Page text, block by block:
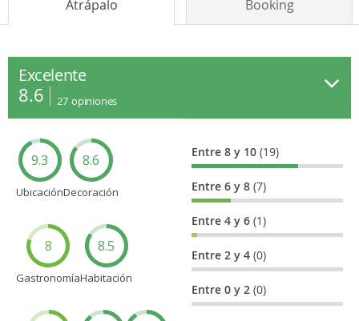
Atrápalo Booking
Excelente
8.6 27 opiniones
9.3
Ubicación
8.6
Decoración
8
Gastronomía
8.5
Habitación
Entre 8 y 10(19)
Entre 6 y 8(7)
Entre 4 y 6(1)
Entre 2 y 4(0)
Entre 0 y 2(0)